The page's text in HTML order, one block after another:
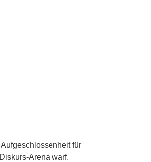
für
Arena warf.